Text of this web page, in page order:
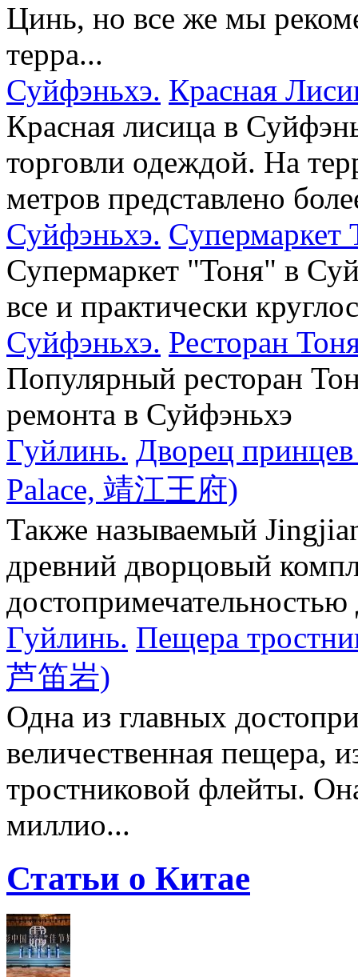
Цинь, но все же мы
терра...
Суйфэньхэ. Красная
Красная лисица в
торговли одеждой. На
метров представлено
Суйфэньхэ. Супермаркет
Супермаркет "Тоня" в
все и практически
Суйфэньхэ. Ресторан
Популярный ресторан
ремонта в Суйфэньхэ
Гуйлинь. Дворец
Palace, 靖江王府)
Также называемый
древний дворцовый
Гуйлинь. Пещера
芦笛岩)
Одна из главных
величественная пещера,
тростниковой флейты.
миллио...
Статьи о Китае